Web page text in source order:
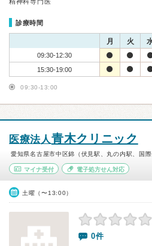
診療時間
月 火
09:30-12:30
15:30-19:00
09:30-13:00
医療法人青木クリニック
愛知県名古屋市中区錦（伏見駅、丸の内駅、国際
マイナ受付 電子処方せん対応
土曜（〜13:00）
0件